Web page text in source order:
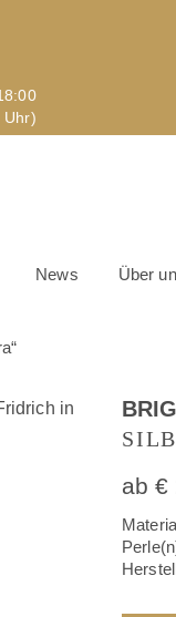
Uhr)
News Über
ab€